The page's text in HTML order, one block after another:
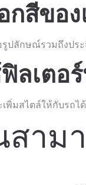
กสีขอ
รูปลักษณ์รวมถึงปร
ลเตอ
พิ่มสไตล์ให้กับรถได้
สาม